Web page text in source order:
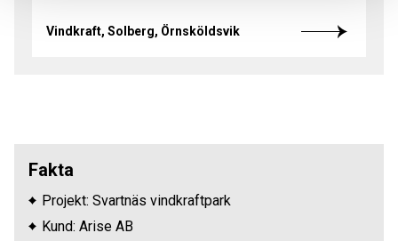
Vindkraft, Solberg, Örnsköldsvik
Fakta
Projekt: Svartnäs vindkraftpark
Kund: Arise AB